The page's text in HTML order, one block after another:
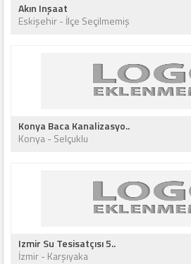
Akın Inşaat
Eskişehir - İlçe Seçilmemiş
Konya Baca Kanalizasyo..
Konya - Selçuklu
Izmir Su Tesisatçısı 5..
İzmir - Karşıyaka